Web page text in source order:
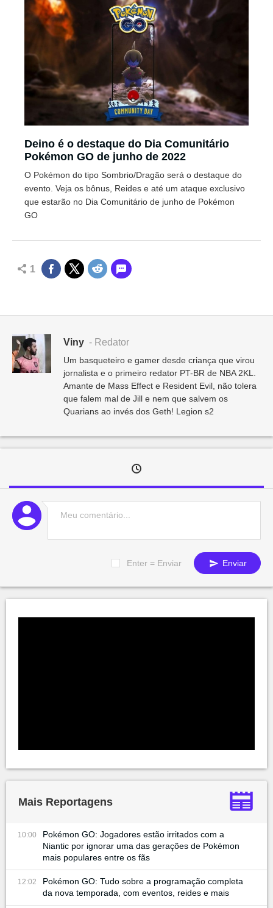
Deino é o destaque do Dia Comunitário
Pokémon GO de junho de 2022
O Pokémon do tipo Sombrio/Dragão será o destaque do
evento. Veja os bônus, Reides e até um ataque exclusivo
que estarão no Dia Comunitário de junho de Pokémon
GO
1
Viny - Redator
Um basqueteiro e gamer desde criança que virou
jornalista e o primeiro redator PT-BR de NBA 2KL.
Amante de Mass Effect e Resident Evil, não tolera
que falem mal de Jill e nem que salvem os
Quarians ao invés dos Geth! Legion s2
Enter = Enviar Enviar
Mais Reportagens
10:00
Pokémon GO: Jogadores estão irritados com a
Niantic por ignorar uma das gerações de Pokémon
mais populares entre os fãs
12:02
Pokémon GO: Tudo sobre a programação completa
da nova temporada, com eventos, reides e mais